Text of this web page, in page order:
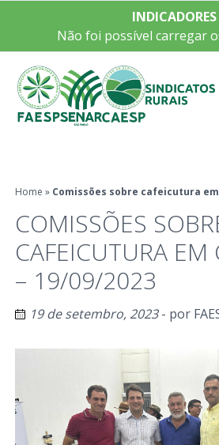
INDICADORES
Não foi possível carregar
Home » Comissões sobre cafeicutura em
COMISSÕES
CAFEICUTURA EM
– 19/09/2023
19 de setembro, 2023- por